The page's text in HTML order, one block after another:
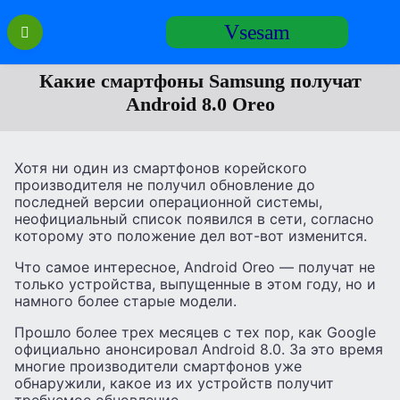
Перейти
содержанию
Vsesam
Какие смартфоны Samsung получат
Android 8.0 Oreo
Хотя ни один из смартфонов корейского
производителя не получил обновление до
последней версии операционной системы,
неофициальный список появился в сети, согласно
которому это положение дел вот-вот изменится.
Что самое интересное, Android Oreo — получат не
только устройства, выпущенные в этом году, но и
намного более старые модели.
Прошло более трех месяцев с тех пор, как Google
официально анонсировал Android 8.0. За это время
многие производители смартфонов уже
обнаружили, какое из их устройств получит